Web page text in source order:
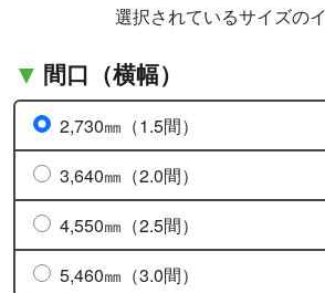
選択されているサイズの
間口（横幅）
2,730㎜（1.5間）
3,640㎜（2.0間）
4,550㎜（2.5間）
5,460㎜（3.0間）